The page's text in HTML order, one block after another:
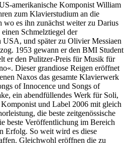
amerikanische Komponist William
zum Klavierstudium an die
es ihn zunächst weiter zu Darius
Schmelztiegel der
USA, und später zu Olivier Messiaen
1953 gewann er den BMI Student
er den Pulitzer-Preis für Musik für
Dieser grandiose Reigen eröffnet
Naxos das gesamte Klavierwerk
of Innocence und Songs of
ein abendfüllendes Werk für Soli,
und Label 2006 mit gleich
die beste zeitgenössische
beste Veröffentlichung im Bereich
Erfolg. So weit wird es diese
Gleichwohl eröffnen die zu